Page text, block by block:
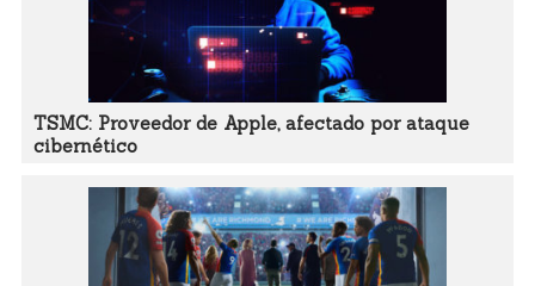
TSMC: Proveedor de Apple, afectado por ataque
cibernético